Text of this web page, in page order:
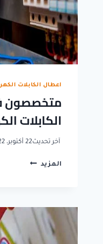
اعطال الكابلات
متخصصون
الكابلات
آخر تحديث22 أكتوبر، 2022
المزيد متخصصون
الكابلات
الكهربائية